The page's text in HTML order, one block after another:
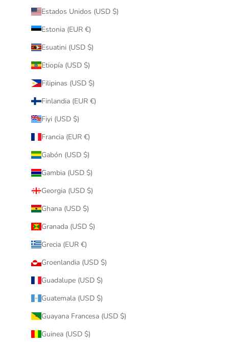
Estados Unidos (USD $)
Estonia (EUR €)
Esuatini (USD $)
Etiopía (USD $)
Filipinas (USD $)
Finlandia (EUR €)
Fiyi (USD $)
Francia (EUR €)
Gabón (USD $)
Gambia (USD $)
Georgia (USD $)
Ghana (USD $)
Granada (USD $)
Grecia (EUR €)
Groenlandia (USD $)
Guadalupe (USD $)
Guatemala (USD $)
Guayana Francesa (USD $)
Guinea (USD $)